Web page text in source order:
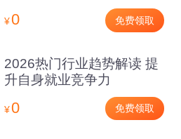
¥0 免费领取
2026热门行业趋势解读 提
升自身就业竞争力
¥0 免费领取